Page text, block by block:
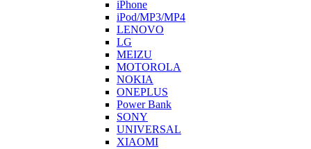
iPhone
iPod/MP3/MP4
LENOVO
LG
MEIZU
MOTOROLA
NOKIA
ONEPLUS
Power Bank
SONY
UNIVERSAL
XIAOMI